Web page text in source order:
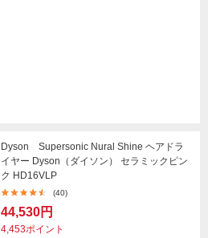
Dyson Supersonic Nural Shine ヘアドラ
イヤー Dyson（ダイソン） セラミックピン
ク HD16VLP
(40)
44,530円
4,453ポイント